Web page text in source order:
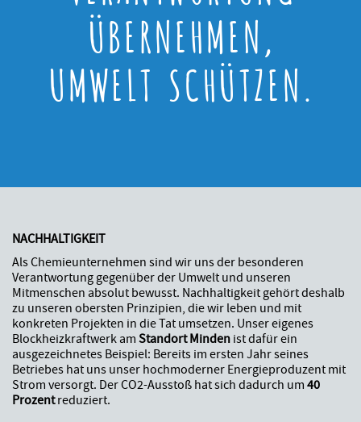
ÜBERNEHMEN,
UMWELT SCHÜTZEN.
NACHHALTIGKEIT
Als Chemieunternehmen sind wir uns der besonderen
Verantwortung gegenüber der Umwelt und unseren
Mitmenschen absolut bewusst. Nachhaltigkeit gehört deshalb
zu unseren obersten Prinzipien, die wir leben und mit
konkreten Projekten in die Tat umsetzen. Unser eigenes
Blockheizkraftwerk am Standort Minden ist dafür ein
ausgezeichnetes Beispiel: Bereits im ersten Jahr seines
Betriebes hat uns unser hochmoderner Energieproduzent mit
Strom versorgt. Der CO2-Ausstoß hat sich dadurch um 40
Prozentreduziert.